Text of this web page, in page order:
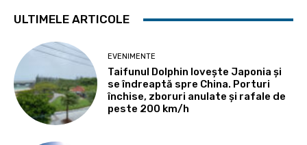
ULTIMELE ARTICOLE
EVENIMENTE
Taifunul Dolphin lovește Japonia și
se îndreaptă spre China. Porturi
închise, zboruri anulate și rafale de
peste 200 km/h